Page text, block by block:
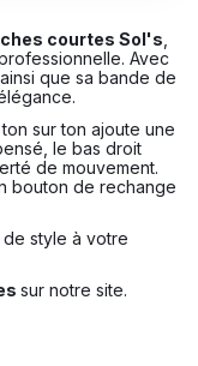
courtes Sol's
Avec
que sa bande de
sur ton ajoute une
le bas droit
de mouvement.
bouton de rechange
de style à votre
sur notre site.